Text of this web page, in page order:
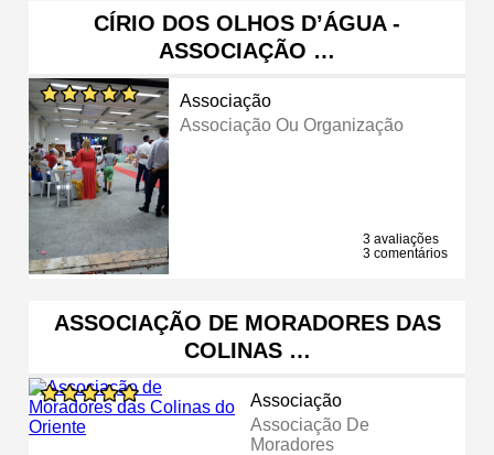
CÍRIO DOS OLHOS D’ÁGUA -
ASSOCIAÇÃO …
Associação
Associação Ou Organização
3 avaliações
3 comentários
ASSOCIAÇÃO DE MORADORES DAS
COLINAS …
Associação
Associação De
Moradores